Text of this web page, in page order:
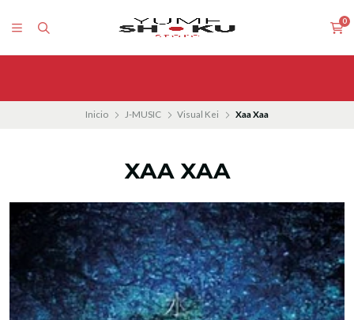
0
Inicio J-MUSIC Visual Kei Xaa Xaa
XAA XAA